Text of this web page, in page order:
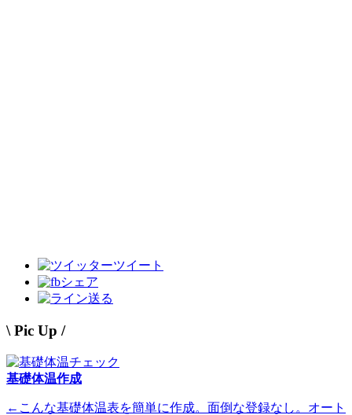
ツイート
シェア
送る
\ Pic Up /
基礎体温作成
←こんな基礎体温表を簡単に作成。面倒な登録なし。オート